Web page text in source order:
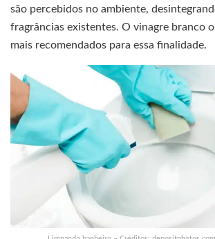
são percebidos no ambiente,
fragrâncias existentes. O vinagre branco
mais recomendados para essa finalidade.